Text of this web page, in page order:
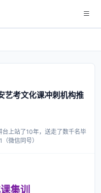
艺考文化课冲刺机构推
上站了10年，送走了数千名毕
微信同号）
集训